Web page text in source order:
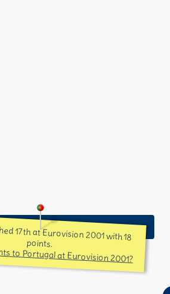
17th at Eurovision 2001 with 18
points.
to Portugal at Eurovision 2001?